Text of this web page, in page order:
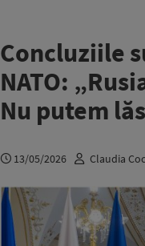
Concluziile
NATO:
Nu putem
13/05/2026 Claudia